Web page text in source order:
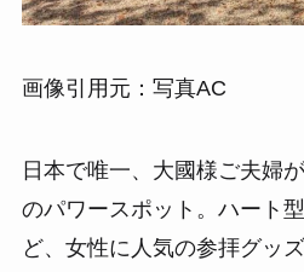
画像引用元：写真AC
日本で唯一、大國様ご夫婦
のパワースポット。ハート
ど、女性に人気の参拝グッ